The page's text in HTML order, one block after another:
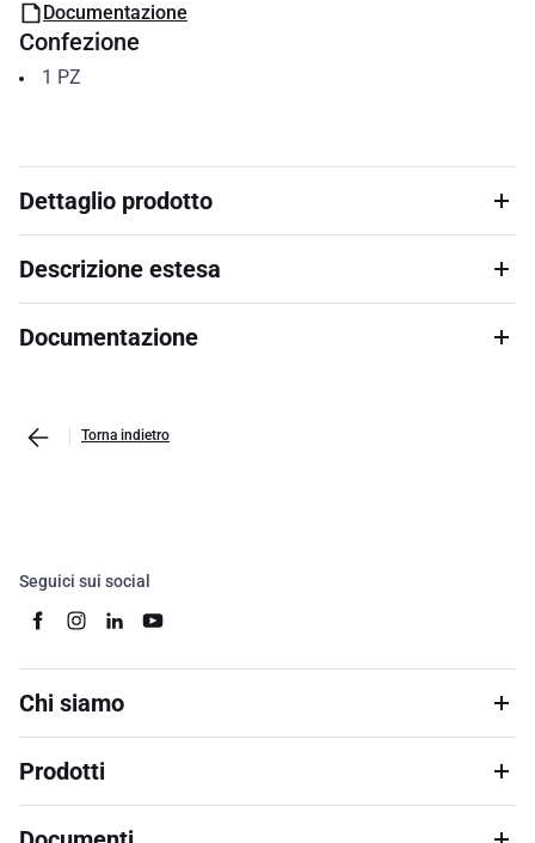
Documentazione
Confezione
1 PZ
Dettaglio prodotto
Descrizione estesa
Documentazione
Torna indietro
Seguici sui social
Chi siamo
Prodotti